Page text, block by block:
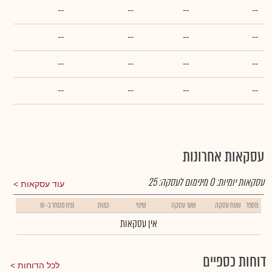
--
--
--
--
--
--
--
--
--
--
--
--
--
--
--
--
עסקאות אחרונות
עוד עסקאות עסקאות יומיות:0מינימום לעסקה:25
מספר שעת עסקה שער עסקה שינוי כמות נפח מסחר ב- ₪
אין עסקאות
דוחות כספיים לכל הדוחות